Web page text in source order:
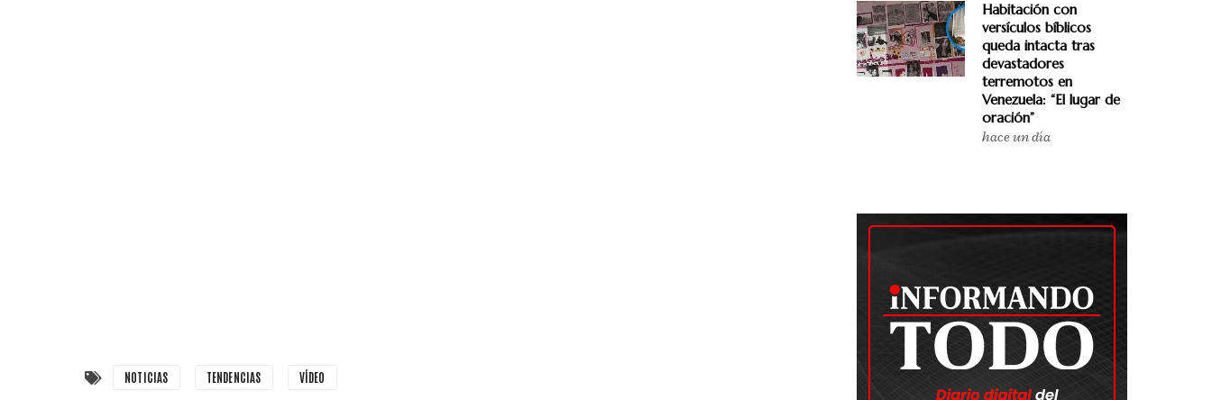
NOTICIAS TENDENCIAS VÍDEO
Habitación con
versículos bíblicos
queda intacta tras
devastadores
terremotos en
Venezuela: “El lugar de
oración”
hace un día